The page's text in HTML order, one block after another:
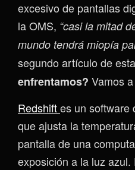
excesivo de pantallas
la OMS, “casi la mitad
mundo tendrá miopía
segundo artículo de
enfrentamos? Vamos
Redshiftes un software
que ajusta la
pantalla de una
exposición a la luz